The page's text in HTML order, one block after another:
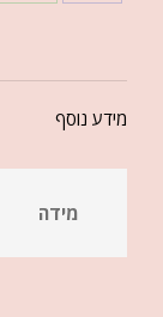
מידע נוסף
מידה